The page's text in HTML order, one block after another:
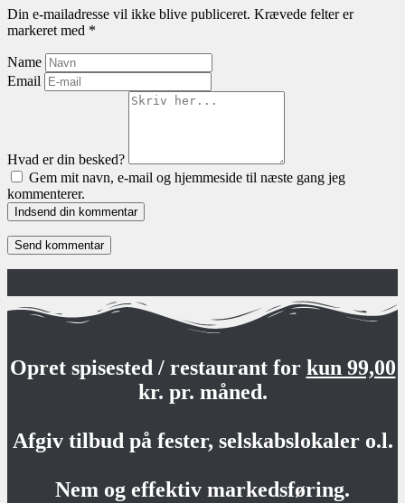
Din e-mailadresse vil ikke blive publiceret. Krævede felter er
markeret med *
Name
Email
Hvad er din besked?
Gem mit navn, e-mail og hjemmeside til næste gang jeg
kommenterer.
Indsend din kommentar
Opret spisested / restaurant for kun 99,00
kr. pr. måned.
Afgiv tilbud på fester, selskabslokaler o.l.
Nem og effektiv markedsføring.